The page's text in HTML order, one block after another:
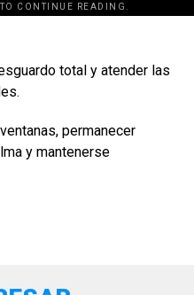
CONTINUE READING.
total y atender las
permanecer
y mantenerse